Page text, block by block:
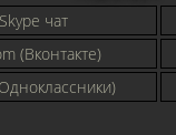
Skype чат
(Вконтакте)